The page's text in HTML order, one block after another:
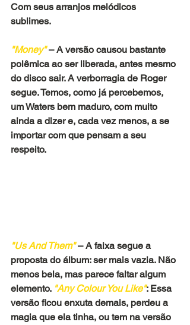
Com seus arranjos melódicos
sublimes.
"Money" – A versão causou bastante
polêmica ao ser liberada, antes mesmo
do disco sair. A verborragia de Roger
segue. Temos, como já percebemos,
um Waters bem maduro, com muito
ainda a dizer e, cada vez menos, a se
importar com que pensam a seu
respeito.
"Us And Them" – A faixa segue a
proposta do álbum: ser mais vazia. Não
menos bela, mas parece faltar algum
elemento. "Any Colour You Like": Essa
versão ficou enxuta demais, perdeu a
magia que ela tinha, ou tem na versão